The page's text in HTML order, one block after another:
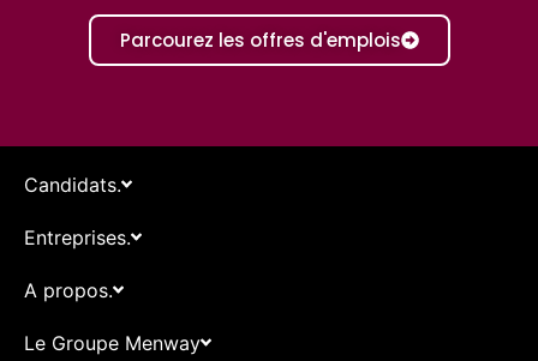
Parcourez les offres d'emplois
Candidats.
Entreprises.
A propos.
Le Groupe Menway